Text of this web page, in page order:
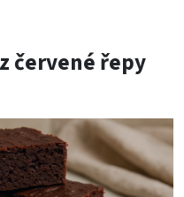
červené řepy